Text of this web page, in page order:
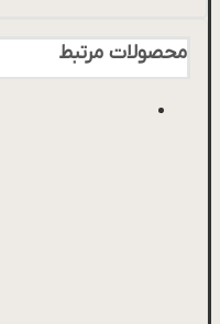
محصولات مرتبط